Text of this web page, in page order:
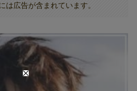
は広告が含まれています。